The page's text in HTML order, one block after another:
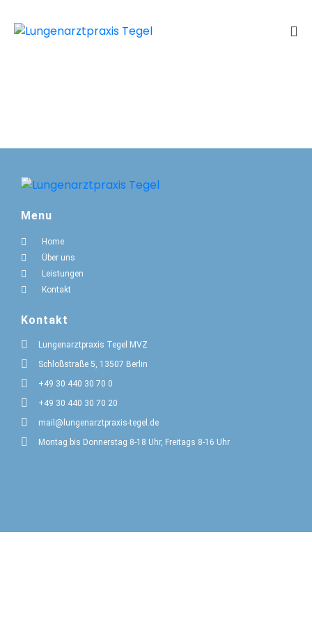
Menu
Home
Über uns
Leistungen
Kontakt
Kontakt
Lungenarztpraxis Tegel MVZ
Schloßstraße 5, 13507 Berlin
+49 30 440 30 70 0
+49 30 440 30 70 20
mail@lungenarztpraxis-tegel.de
Montag bis Donnerstag 8-18 Uhr, Freitags 8-16 Uhr